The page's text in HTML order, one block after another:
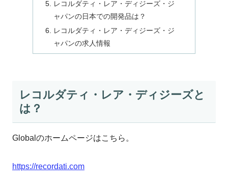
レコルダティ・レア・ディジーズ・ジ
ャパンの日本での開発品は？
レコルダティ・レア・ディジーズ・ジ
ャパンの求人情報
レコルダティ・レア・ディジーズと
は？
Globalのホームページはこちら。
https://recordati.com